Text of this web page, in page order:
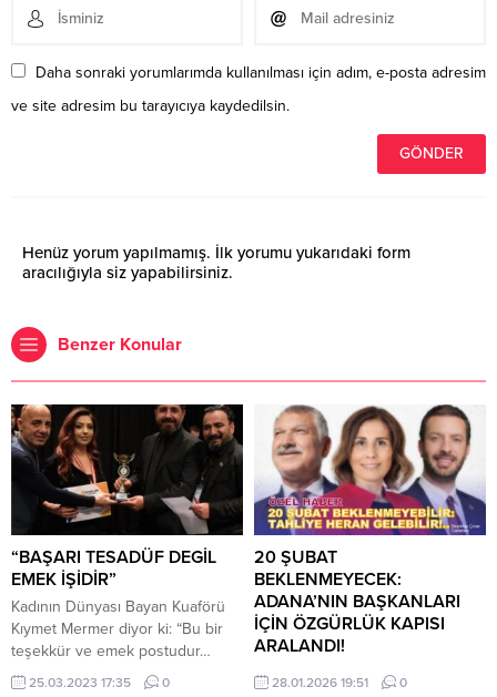
Daha sonraki yorumlarımda kullanılması için adım, e-posta adresim
ve site adresim bu tarayıcıya kaydedilsin.
Henüz yorum yapılmamış. İlk yorumu yukarıdaki form
aracılığıyla siz yapabilirsiniz.
Benzer Konular
“BAŞARI TESADÜF DEGİL
EMEK İŞİDİR”
Kadının Dünyası Bayan Kuaförü
Kıymet Mermer diyor ki: “Bu bir
teşekkür ve emek postudur…
Engelliler adına yapılmış olan bu
25.03.2023 17:35 0
​20 ŞUBAT
BEKLENMEYECEK:
ADANA’NIN BAŞKANLARI
İÇİN ÖZGÜRLÜK KAPISI
ARALANDI!
Haber: Beşiktaş Çınar Gazetesi
28.01.2026 19:51 0